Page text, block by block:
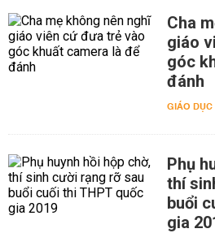
Cha
giáo
góc
đánh
GIÁO DỤC
Phụ
thí
buổi
gia